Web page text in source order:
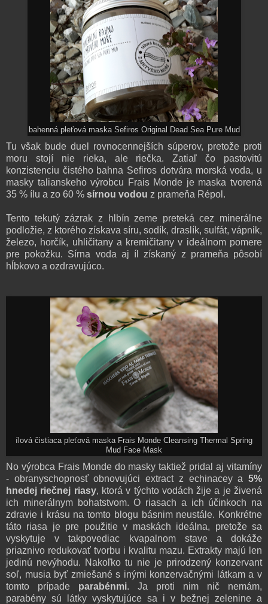
bahenná pleťová maska Sefiros Original Dead Sea Pure Mud
Tu však bude duel rovnocennejších súperov, pretože proti
moru stojí nie rieka, ale riečka. Zatiaľ čo pastovitú
konzistenciu čistého bahna Sefiros dotvára morská voda, u
masky talianskeho výrobcu Frais Monde je maska tvorená
35 % ílu a zo 60 % sírnou vodou z prameňa Répol.
Tento tekutý zázrak z hlbín zeme preteká cez minerálne
podložie, z ktorého získava síru, sodík, draslík, sulfát, vápnik,
železo, horčík, uhličitany a kremičitany v ideálnom pomere
pre pokožku. Sírna voda aj íl získaný z prameňa pôsobí
hĺbkovo a ozdravujúco.
ílová čistiaca pleťová maska Frais Monde Cleansing Thermal Spring
Mud Face Mask
No výrobca Frais Monde do masky taktiež pridal aj vitamíny
- obranyschopnosť obnovujúci extract z echinacey a 5%
hnedej riečnej riasy, ktorá v týchto vodách žije a je živená
ich minerálnym bohatstvom. O riasach a ich účinkoch na
zdravie i krásu na tomto blogu básnim neustále. Konkrétne
táto riasa je pre použitie v maskách ideálna, pretože sa
vyskytuje v takpovediac kvapalnom stave a dokáže
priaznivo redukovať tvorbu i kvalitu mazu. Extrakty majú len
jedinú nevýhodu. Nakoľko tu nie je prirodzený konzervant
soľ, musia byť zmiešané s inými konzervačnými látkam a v
tomto prípade parabénmi. Ja proti nim nič nemám,
parabény sú látky vyskytujúce sa i v bežnej zelenine a